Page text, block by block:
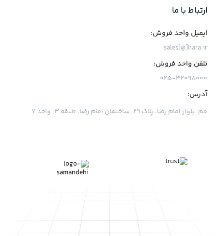
ارتباط با ما
ایمیل واحد فروش:
sales[@]liara.ir
تلفن واحد فروش:
۰۲۵-۳۲۰۹۸۰۰۰
آدرس:
قم، بلوار امام رضا، پلاک ۲۹، ساختمان امام رضا، طبقه ۳، واحد ۷